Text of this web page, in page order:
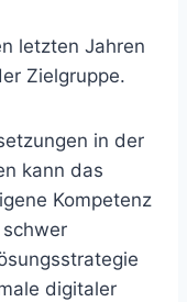
letzten Jahren
Zielgruppe.
in der
kann das
Kompetenz
digitaler